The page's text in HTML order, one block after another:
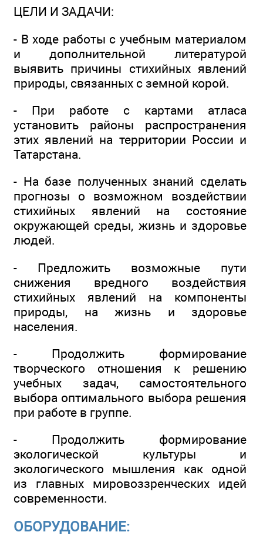
ЦЕЛИ И ЗАДАЧИ:
- В ходе работы с учебным материалом
и дополнительной литературой
выявить причины стихийных явлений
природы, связанных с земной корой.
- При работе с картами атласа
установить районы распространения
этих явлений на территории России и
Татарстана.
- На базе полученных знаний сделать
прогнозы о возможном воздействии
стихийных явлений на состояние
окружающей среды, жизнь и здоровье
людей.
- Предложить возможные пути
снижения вредного воздействия
стихийных явлений на компоненты
природы, на жизнь и здоровье
населения.
- Продолжить формирование
творческого отношения к решению
учебных задач, самостоятельного
выбора оптимального выбора решения
при работе в группе.
- Продолжить формирование
экологической культуры и
экологического мышления как одной
из главных мировоззренческих идей
современности.
ОБОРУДОВАНИЕ: